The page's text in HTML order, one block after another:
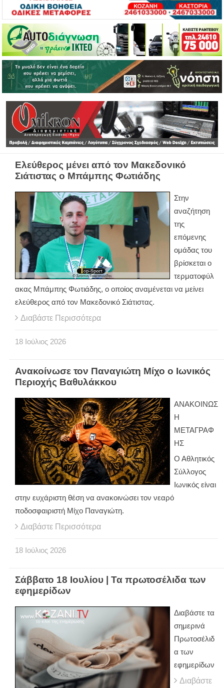
Ελεύθερος μένει από τον Μακεδονικό
Σιάτιστας ο Μπάμπης Φωτιάδης
Στην
αναζήτηση
της
επόμενης
ομάδας του
βρίσκεται ο
τερματοφύλ
ακας Μπάμπης Φωτιάδης, ο οποίος αναμένεται να μείνει
ελεύθερος από τον Μακεδονικό Σιάτιστας.
Διαβάστε Περισσότερα
18 Ιούλιος 2026
Ανακοίνωσε τον Παναγιώτη Μίχο ο Ιωνικός
Περιοχής Βαθυλάκκου
ΑΝΑΚΟΙΝΩΣ
Η
ΜΕΤΑΓΡΑΦ
ΗΣ
Ο Αθλητικός
Σύλλογος
Ιωνικός είναι
στην ευχάριστη θέση να ανακοινώσει τον νεαρό
ποδοσφαιριστή Μίχο Παναγιώτη.
Διαβάστε Περισσότερα
18 Ιούλιος 2026
Σάββατο 18 Ιουλίου | Τα πρωτοσέλιδα των
εφημερίδων
Διαβάστε τα
σημερινά
Πρωτοσέλιδ
α των
εφημερίδων
Διαβάστε